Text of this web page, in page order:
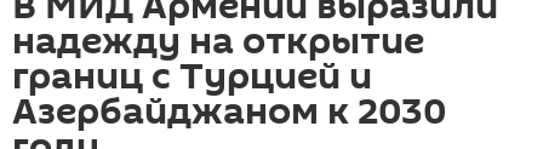
надежду на открытие
границ с Турцией и
Азербайджаном к 2030